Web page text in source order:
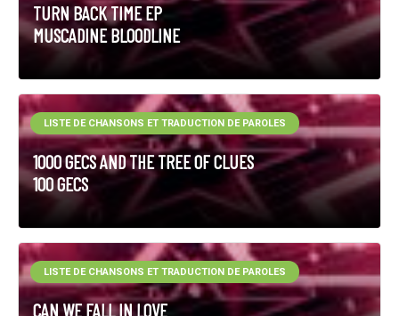
TURN BACK TIME EP
MUSCADINE BLOODLINE
1000 GECS AND THE TREE OF CLUES
100 GECS
LISTE DE CHANSONS ET TRADUCTION DE PAROLES
CAN WE FALL IN LOVE
LISTE DE CHANSONS ET TRADUCTION DE PAROLES